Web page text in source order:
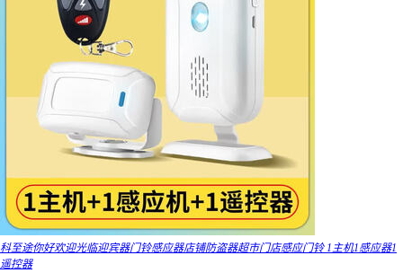
科至途你好欢迎光临迎宾器门铃感应器店铺防盗器超市门店感应门铃 1主机1感应器1
遥控器